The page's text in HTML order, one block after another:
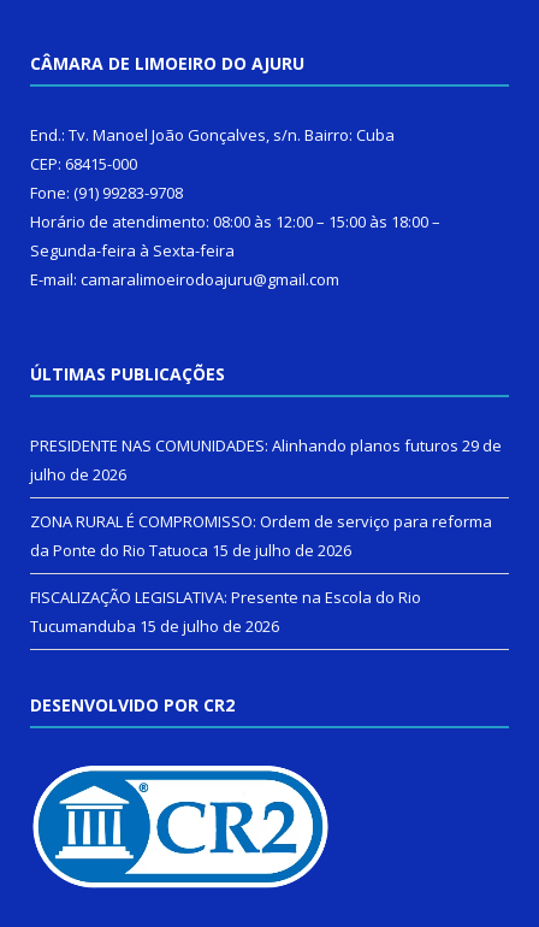
CÂMARA DE LIMOEIRO DO AJURU
End.: Tv. Manoel João Gonçalves, s/n. Bairro: Cuba
CEP: 68415-000
Fone: (91) 99283-9708
Horário de atendimento: 08:00 às 12:00 – 15:00 às 18:00 –
Segunda-feira à Sexta-feira
E-mail: camaralimoeirodoajuru@gmail.com
ÚLTIMAS PUBLICAÇÕES
PRESIDENTE NAS COMUNIDADES: Alinhando planos futuros 29 de
julho de 2026
ZONA RURAL É COMPROMISSO: Ordem de serviço para reforma
da Ponte do Rio Tatuoca 15 de julho de 2026
FISCALIZAÇÃO LEGISLATIVA: Presente na Escola do Rio
Tucumanduba 15 de julho de 2026
DESENVOLVIDO POR CR2